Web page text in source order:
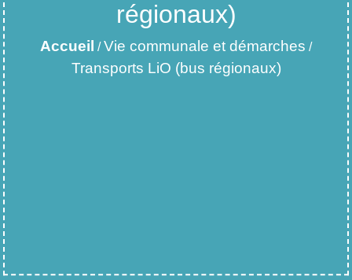
régionaux)
Accueil /Vie communale et démarches /
Transports LiO (bus régionaux)